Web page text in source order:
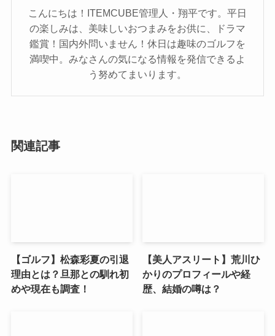
こんにちは！ITEMCUBE管理人・翔平です。平日
の楽しみは、美味しいおつまみをお供に、ドラマ
鑑賞！国内外問いません！休日は趣味のゴルフを
満喫中。みなさんの気になる情報を発信できるよ
う努めてまいります。
関連記事
【ゴルフ】松森彩夏の引退
理由とは？旦那との馴れ初
めや現在も調査！
【美人アスリート】荒川ひ
かりのプロフィールや経
歴、結婚の噂は？